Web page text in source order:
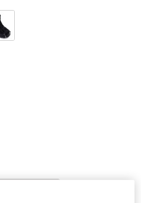
los gastos de envío. Se abre en